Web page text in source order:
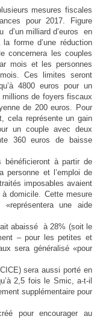
mesures fiscales
pour 2017. Figure
d’un milliard d’euros en
forme d’une réduction
concernera les couples
mois et les personnes
Ces limites seront
4800 euros pour un
de foyers fiscaux
de 200 euros. Pour
cela représente un gain
un couple avec deux
360 euros de baisse
bénéficieront à partir de
personne et l’emploi de
imposables avaient
domicile. Cette mesure
une aide
abaissé à 28% (soit le
– pour les petites et
sera généralisé «pour
sera aussi porté en
2,5 fois le Smic, a-t-il
supplémentaire pour
pour encourager au